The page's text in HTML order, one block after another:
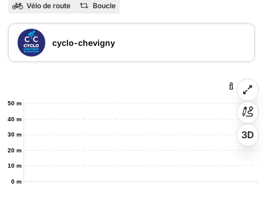
Vélo de route Boucle
cyclo-chevigny
0 m
10 m
20 m
30 m
40 m
50 m
3D